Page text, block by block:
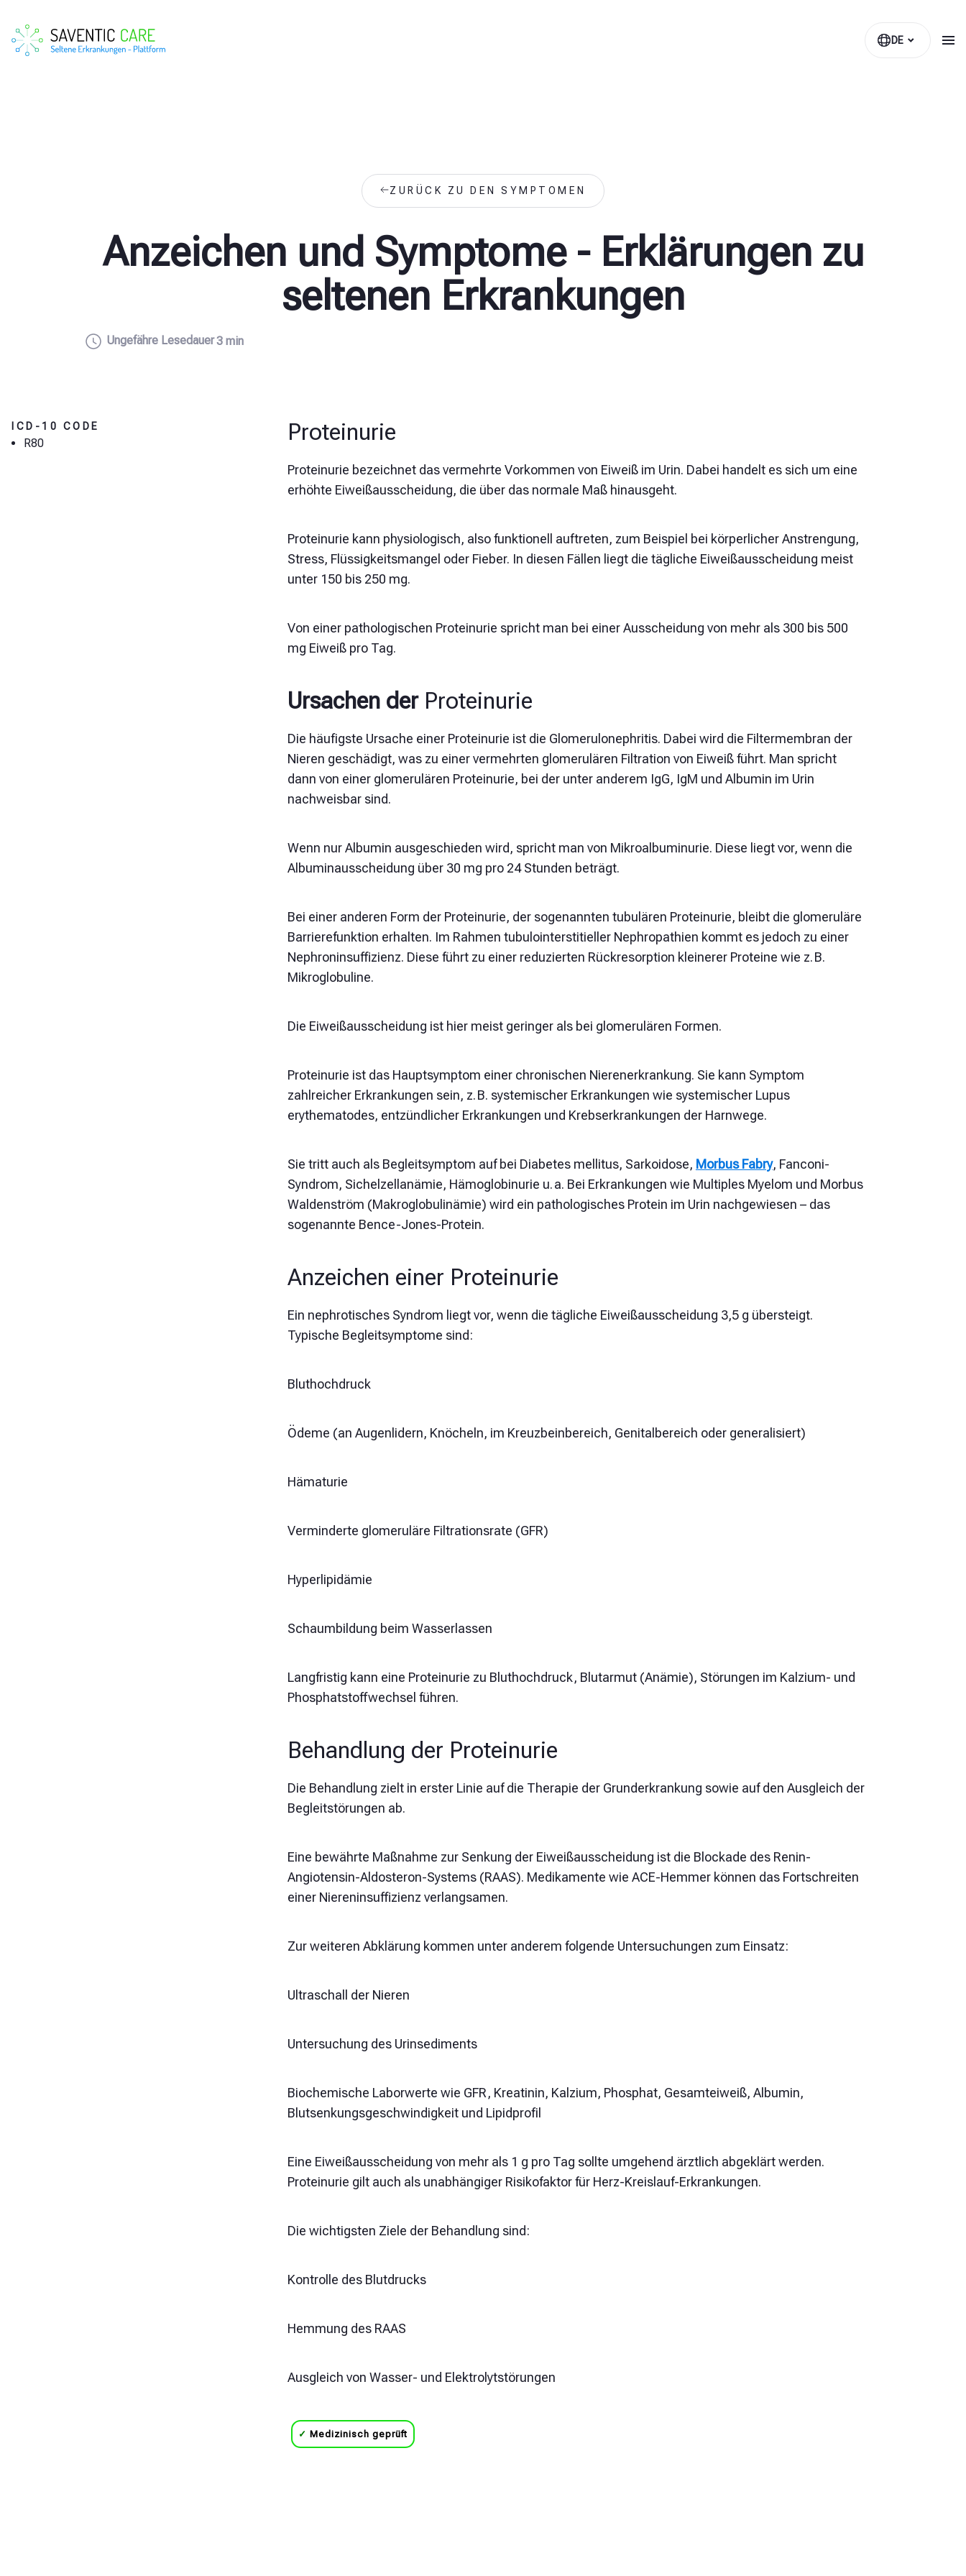
DE
ZURÜCK ZU DEN SYMPTOMEN
Anzeichen und Symptome - Erklärungen zu
seltenen Erkrankungen
Ungefähre Lesedauer3 min
ICD-10 CODE
R80 Proteinurie
Proteinurie bezeichnet das vermehrte Vorkommen von Eiweiß im Urin. Dabei handelt es sich um eine
erhöhte Eiweißausscheidung, die über das normale Maß hinausgeht.
Proteinurie kann physiologisch, also funktionell auftreten, zum Beispiel bei körperlicher Anstrengung,
Stress, Flüssigkeitsmangel oder Fieber. In diesen Fällen liegt die tägliche Eiweißausscheidung meist
unter 150 bis 250 mg.
Von einer pathologischen Proteinurie spricht man bei einer Ausscheidung von mehr als 300 bis 500
mg Eiweiß pro Tag.
Ursachender Proteinurie
Die häufigste Ursache einer Proteinurie ist die Glomerulonephritis. Dabei wird die Filtermembran der
Nieren geschädigt, was zu einer vermehrten glomerulären Filtration von Eiweiß führt. Man spricht
dann von einer glomerulären Proteinurie, bei der unter anderem IgG, IgM und Albumin im Urin
nachweisbar sind.
Wenn nur Albumin ausgeschieden wird, spricht man von Mikroalbuminurie. Diese liegt vor, wenn die
Albuminausscheidung über 30 mg pro 24 Stunden beträgt.
Bei einer anderen Form der Proteinurie, der sogenannten tubulären Proteinurie, bleibt die glomeruläre
Barrierefunktion erhalten. Im Rahmen tubulointerstitieller Nephropathien kommt es jedoch zu einer
Nephroninsuffizienz. Diese führt zu einer reduzierten Rückresorption kleinerer Proteine wie z. B.
Mikroglobuline.
Die Eiweißausscheidung ist hier meist geringer als bei glomerulären Formen.
Proteinurie ist das Hauptsymptom einer chronischen Nierenerkrankung. Sie kann Symptom
zahlreicher Erkrankungen sein, z. B. systemischer Erkrankungen wie systemischer Lupus
erythematodes, entzündlicher Erkrankungen und Krebserkrankungen der Harnwege.
Sie tritt auch als Begleitsymptom auf bei Diabetes mellitus, Sarkoidose, Morbus Fabry, Fanconi-
Syndrom, Sichelzellanämie, Hämoglobinurie u. a. Bei Erkrankungen wie Multiples Myelom und Morbus
Waldenström (Makroglobulinämie) wird ein pathologisches Protein im Urin nachgewiesen – das
sogenannte Bence-Jones-Protein.
Anzeichen einer Proteinurie
Ein nephrotisches Syndrom liegt vor, wenn die tägliche Eiweißausscheidung 3,5 g übersteigt.
Typische Begleitsymptome sind:
Bluthochdruck
Ödeme (an Augenlidern, Knöcheln, im Kreuzbeinbereich, Genitalbereich oder generalisiert)
Hämaturie
Verminderte glomeruläre Filtrationsrate (GFR)
Hyperlipidämie
Schaumbildung beim Wasserlassen
Langfristig kann eine Proteinurie zu Bluthochdruck, Blutarmut (Anämie), Störungen im Kalzium- und
Phosphatstoffwechsel führen.
Behandlung der Proteinurie
Die Behandlung zielt in erster Linie auf die Therapie der Grunderkrankung sowie auf den Ausgleich der
Begleitstörungen ab.
Eine bewährte Maßnahme zur Senkung der Eiweißausscheidung ist die Blockade des Renin-
Angiotensin-Aldosteron-Systems (RAAS). Medikamente wie ACE-Hemmer können das Fortschreiten
einer Niereninsuffizienz verlangsamen.
Zur weiteren Abklärung kommen unter anderem folgende Untersuchungen zum Einsatz:
Ultraschall der Nieren
Untersuchung des Urinsediments
Biochemische Laborwerte wie GFR, Kreatinin, Kalzium, Phosphat, Gesamteiweiß, Albumin,
Blutsenkungsgeschwindigkeit und Lipidprofil
Eine Eiweißausscheidung von mehr als 1 g pro Tag sollte umgehend ärztlich abgeklärt werden.
Proteinurie gilt auch als unabhängiger Risikofaktor für Herz-Kreislauf-Erkrankungen.
Die wichtigsten Ziele der Behandlung sind:
Kontrolle des Blutdrucks
Hemmung des RAAS
Ausgleich von Wasser- und Elektrolytstörungen
✓ Medizinisch geprüft